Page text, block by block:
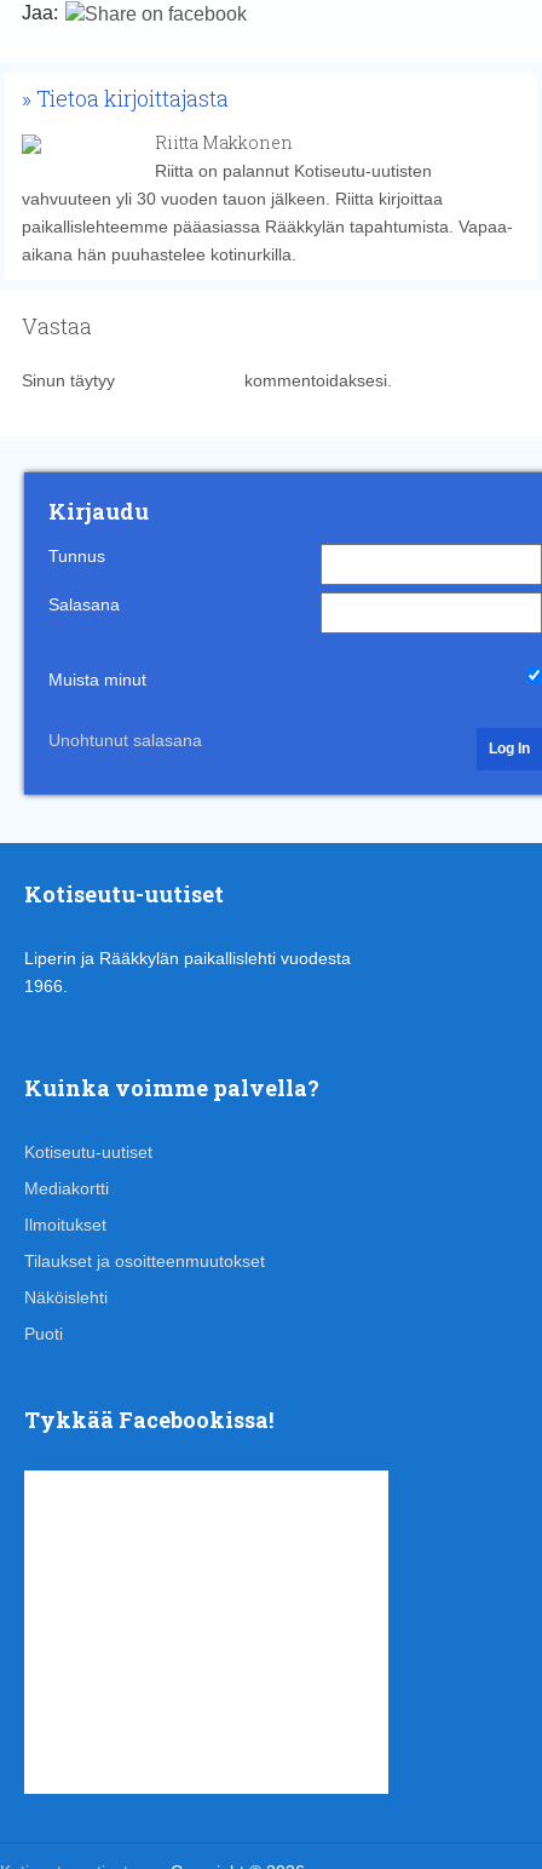
Jaa:
Tietoa kirjoittajasta
Riitta Makkonen
Riitta on palannut Kotiseutu-uutisten
vahvuuteen yli 30 vuoden tauon jälkeen. Riitta kirjoittaa
paikallislehteemme pääasiassa Rääkkylän tapahtumista. Vapaa-
aikana hän puuhastelee kotinurkilla.
Vastaa
Sinun täytyy kommentoidaksesi.
Kirjaudu
Tunnus
Salasana
Muista minut
Unohtunut salasana
Kotiseutu-uutiset
Liperin ja Rääkkylän paikallislehti vuodesta
1966.
Kuinka voimme palvella?
Kotiseutu-uutiset
Mediakortti
Ilmoitukset
Tilaukset ja osoitteenmuutokset
Näköislehti
Puoti
Tykkää Facebookissa!